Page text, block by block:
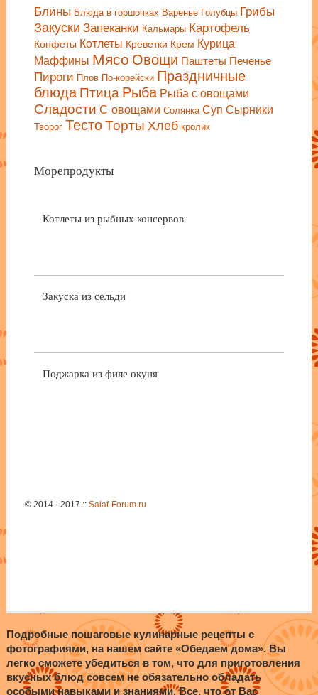
Блины Блюда в горшочках Варенье Голубцы Грибы
Закуски Запеканки Кальмары Картофель
Конфеты Котлеты Креветки Крем Курица
Маффины Мясо Овощи Паштеты Печенье
Пироги Плов По-корейски Праздничные
блюдаПтица Рыба Рыба с овощами
Сладости С овощами Солянка Суп Сырники
Творог ТестоТорты Хлеб кролик
Морепродукты
Котлеты из рыбных консервов
Закуска из сельди
Поджарка из филе окуня
© 2014 - 2017 :: Salaf-Forum.ru
Подробные пошаговые кулинарные рецепты с
фотографиями, на нашем сайте «Обедаем дома». Вы
легко сможете убедиться в том, что для приготовления
вкусных блюд совсем не обязательно обладать
особыми навыками и знаниями. Все, что от Вас